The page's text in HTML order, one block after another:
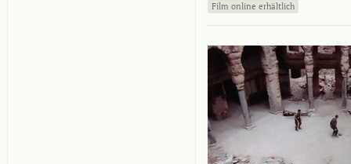
Film online erhältlich